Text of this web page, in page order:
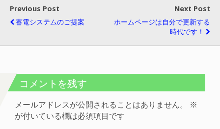
Previous Post
蓄電システムのご提案
Next Post
ホームページは自分で更新する
時代です！
コメントを残す
メールアドレスが公開されることはありません。
※
が付いている欄は必須項目です